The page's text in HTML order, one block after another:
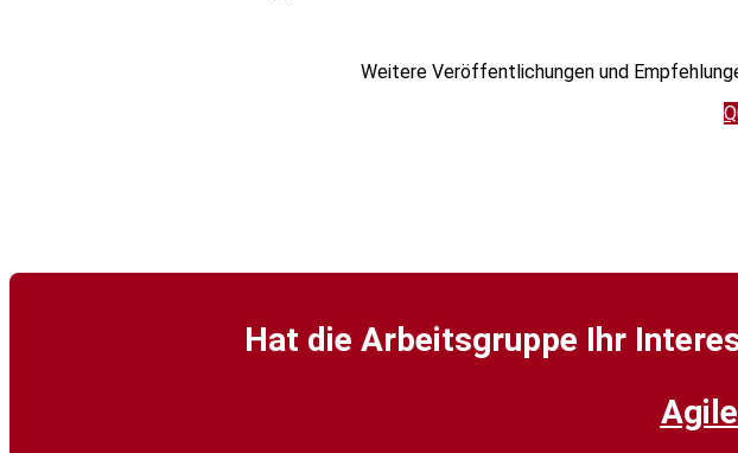
Weitere Veröffentlichungen und
Hat die Arbeitsgruppe Ihr